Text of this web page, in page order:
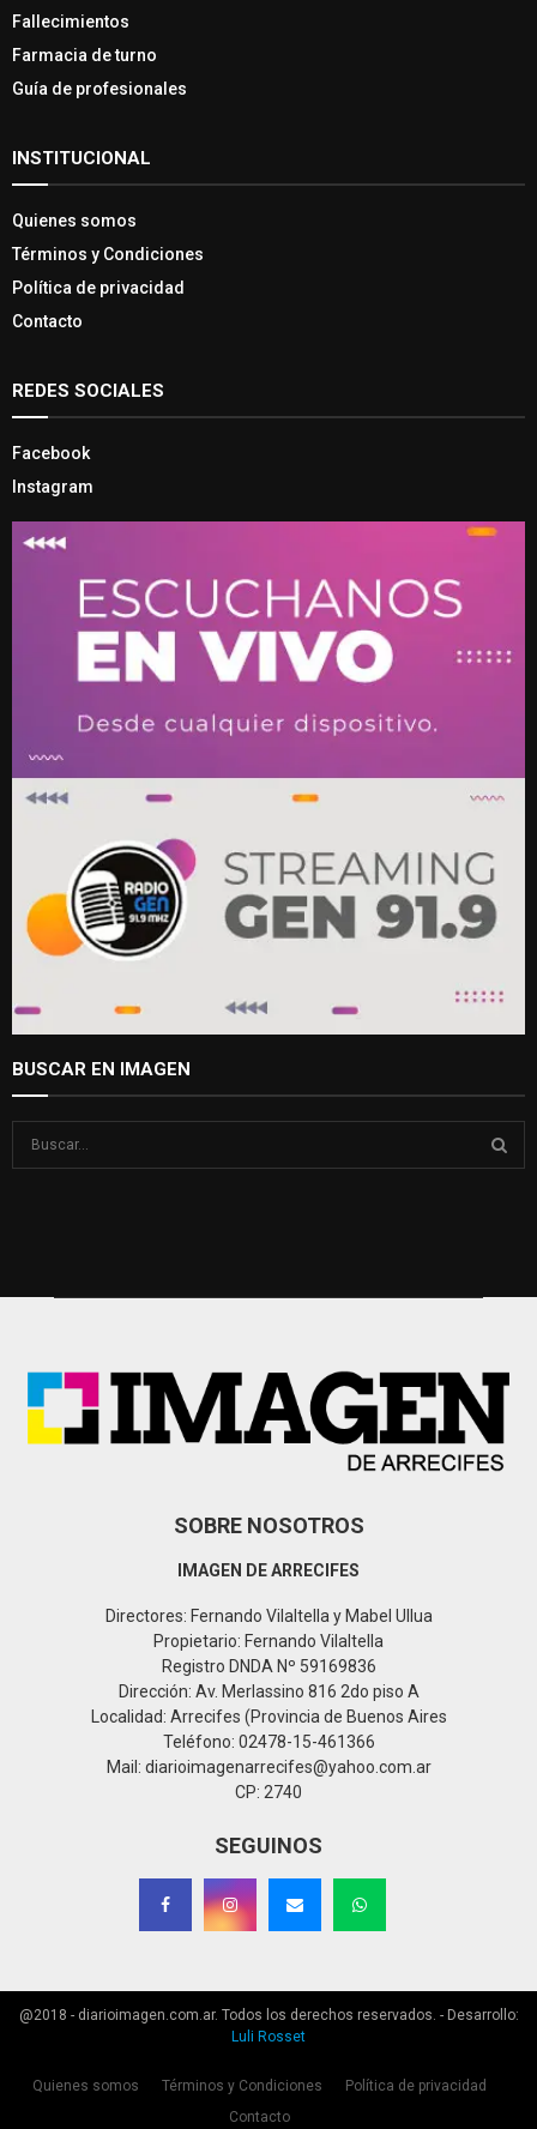
Fallecimientos
Farmacia de turno
Guía de profesionales
INSTITUCIONAL
Quienes somos
Términos y Condiciones
Política de privacidad
Contacto
REDES SOCIALES
Facebook
Instagram
BUSCAR EN IMAGEN
SOBRE NOSOTROS
IMAGEN DE ARRECIFES
Directores: Fernando Vilaltella y Mabel Ullua
Propietario: Fernando Vilaltella
Registro DNDA Nº 59169836
Dirección: Av. Merlassino 816 2do piso A
Localidad: Arrecifes (Provincia de Buenos Aires
Teléfono: 02478-15-461366
Mail: diarioimagenarrecifes@yahoo.com.ar
CP: 2740
SEGUINOS
@2018 - diarioimagen.com.ar. Todos los derechos reservados. - Desarrollo:
Luli Rosset
Quienes somos Términos y Condiciones
Política de privacidad
Contacto